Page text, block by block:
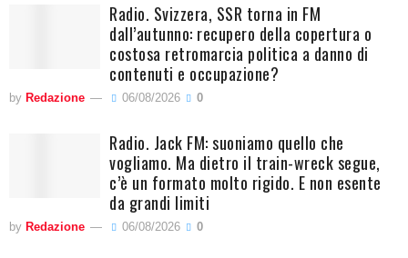
Radio. Svizzera, SSR torna in FM
dall’autunno: recupero della copertura o
costosa retromarcia politica a danno di
contenuti e occupazione?
by Redazione 06/08/2026 0
Radio. Jack FM: suoniamo quello che
vogliamo. Ma dietro il train-wreck segue,
c’è un formato molto rigido. E non esente
da grandi limiti
by Redazione 06/08/2026 0